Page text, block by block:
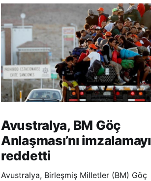
Avustralya, BM Göç
Anlaşması’nı imzalamayı
reddetti
Avustralya, Birleşmiş Milletler (BM) Göç